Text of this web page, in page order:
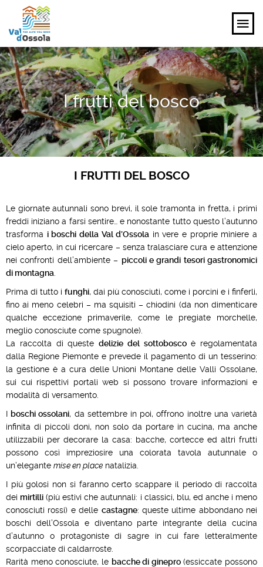
SCOPRI
VIVI
PIANIFICA
EVENTI E ISPIRAZIONI
I frutti del bosco
I FRUTTI DEL BOSCO
Le giornate autunnali sono brevi, il sole tramonta in fretta, i primi
freddi iniziano a farsi sentire… e nonostante tutto questo l’autunno
trasforma i boschi della Val d’Ossola in vere e proprie miniere a
cielo aperto, in cui ricercare – senza tralasciare cura e attenzione
nei confronti dell’ambiente – piccoli e grandi tesori gastronomici
di montagna
Prima di tutto i funghi, dai più conosciuti, come i porcini e i finferli,
fino ai meno celebri – ma squisiti – chiodini (da non dimenticare
qualche eccezione primaverile, come le pregiate morchelle,
meglio conosciute come spugnole).
La raccolta di queste delizie del sottoboscoè regolamentata
dalla Regione Piemonte e prevede il pagamento di un tesserino:
la gestione è a cura delle Unioni Montane delle Valli Ossolane,
sui cui rispettivi portali web si possono trovare informazioni e
modalità di versamento.
I boschi ossolani, da settembre in poi, offrono inoltre una varietà
infinita di piccoli doni, non solo da portare in cucina, ma anche
utilizzabili per decorare la casa: bacche, cortecce ed altri frutti
possono così impreziosire una colorata tavola autunnale o
un’elegante mise en place natalizia.
I più golosi non si faranno certo scappare il periodo di raccolta
dei mirtilli (più estivi che autunnali: i classici, blu, ed anche i meno
conosciuti rossi) e delle castagne: queste ultime abbondano nei
boschi dell’Ossola e diventano parte integrante della cucina
d’autunno o protagoniste di sagre in cui fare letteralmente
scorpacciate di caldarroste.
Rarità meno conosciute, le bacche di ginepro(essiccate possono